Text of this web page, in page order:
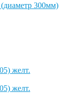
300мм)